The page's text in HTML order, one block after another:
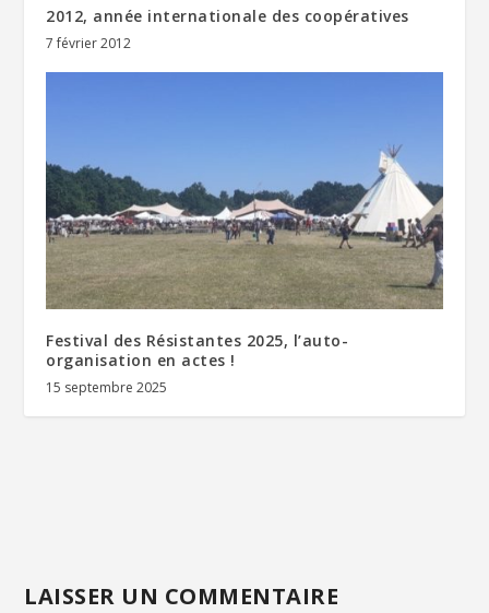
2012, année internationale des coopératives
7 février 2012
Festival des Résistantes 2025, l’auto-
organisation en actes !
15 septembre 2025
LAISSER UN COMMENTAIRE